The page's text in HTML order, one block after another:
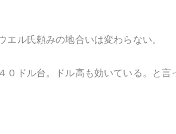
ル氏頼みの地合いは変わらない。
ドル台。ドル高も効いている。と